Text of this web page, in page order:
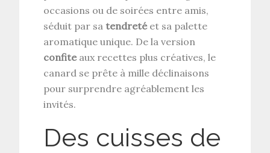
occasions ou de soirées entre amis,
séduit par sa tendretéet sa palette
aromatique unique. De la version
confiteaux recettes plus créatives, le
canard se prête à mille déclinaisons
pour surprendre agréablement les
invités.
Des cuisses de